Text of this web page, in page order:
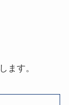
ます。